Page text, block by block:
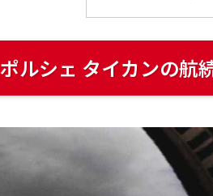
ポルシェ タイカンの航